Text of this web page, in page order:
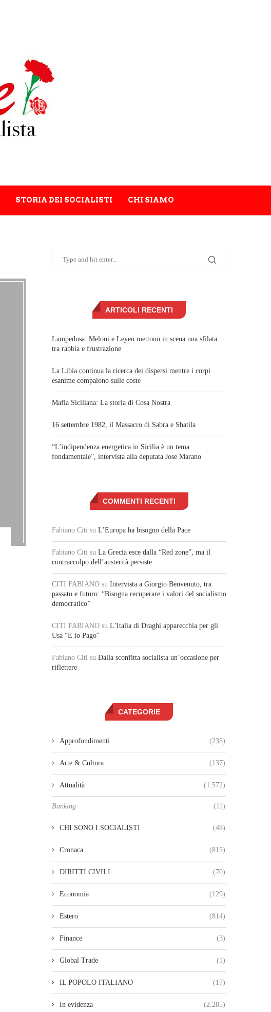
STORIA DEI SOCIALISTI CHI SIAMO
ARTICOLI RECENTI
Lampedusa: Meloni e Leyen mettono in scena una sfilata
tra rabbia e frustrazione
La Libia continua la ricerca dei dispersi mentre i corpi
esanime compaiono sulle coste
Mafia Siciliana: La storia di Cosa Nostra
16 settembre 1982, il Massacro di Sabra e Shatila
“L’indipendenza energetica in Sicilia è un tema
fondamentale”, intervista alla deputata Jose Marano
COMMENTI RECENTI
Fabiano Citi su L’Europa ha bisogno della Pace
Fabiano Citi su La Grecia esce dalla “Red zone”, ma il
contraccolpo dell’austerità persiste
CITI FABIANO su Intervista a Giorgio Benvenuto, tra
passato e futuro: “Bisogna recuperare i valori del socialismo
democratico”
CITI FABIANO su L’Italia di Draghi apparecchia per gli
Usa “E io Pago”
Fabiano Citi su Dalla sconfitta socialista un’occasione per
riflettere
CATEGORIE
Approfondimenti (235)
Arte & Cultura (137)
Attualità (1.572)
Banking (11)
CHI SONO I SOCIALISTI (48)
Cronaca (815)
DIRITTI CIVILI (70)
Economia (129)
Estero (814)
Finance (3)
Global Trade (1)
IL POPOLO ITALIANO (17)
In evidenza (2.285)